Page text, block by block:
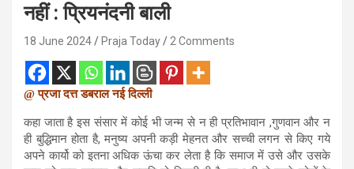
नहीं : प्रियनंदनी बाली
18 June 2024 Praja Today 2 Comments
@ प्रजा दत्त डबराल नई दिल्ली
कहा जाता है इस संसार में कोई भी जन्म से न ही प्रतिभावान ,गुणवान और न
ही बुद्धिमान होता है, मनुष्य अपनी कड़ी मेहनत और सच्ची लगन से किए गये
अपने कार्यो को इतना अधिक ऊंचा कर लेता है कि समाज में उसे और उसके